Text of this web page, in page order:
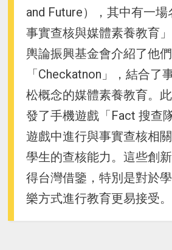
and Future），其中有一
事實查核與媒體素養教育
輿論振興基金會介紹了他
「Checkatnon」，結合了
松概念的媒體素養教育。
發了手機遊戲「Fact 搜查
遊戲中進行與事實查核相
學生的查核能力。這些創
得台灣借鑒，特別是對於
樂方式進行教育更易接受。